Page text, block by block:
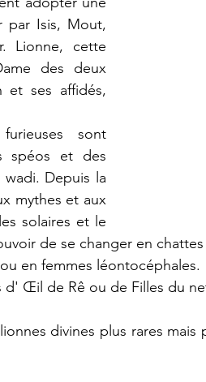
par Isis, Mout,
Lionne, cette
des deux
et ses affidés,
sont
spéos et des
Depuis la
mythes et aux
solaires et le
de se changer en
en femmes léontocéphales.
d' Œil de Rê ou de Filles du
divines plus rares